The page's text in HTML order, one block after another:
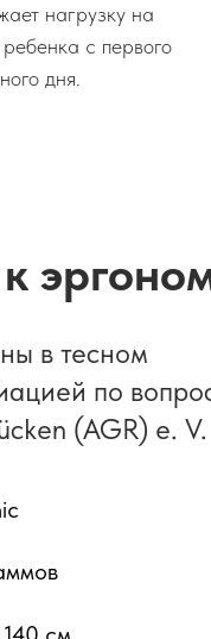
нагрузку на
ребенка с первого
дня.
в тесном
по
(AGR) e. V.